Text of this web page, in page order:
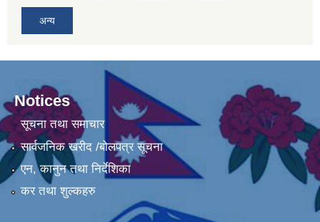
अन्य
Notices
सूचना तथा समाचार
सार्वजनिक खरीद /बोलपत्र सूचना
एन, कानुन तथा निर्देशिका
कर तथा शुल्कहरु